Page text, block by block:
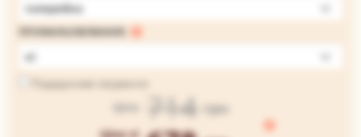
галерейна
ПРОМАЛЬОВУВАННЯ:
ні
Подарункове пакування
Ціна 714 грн